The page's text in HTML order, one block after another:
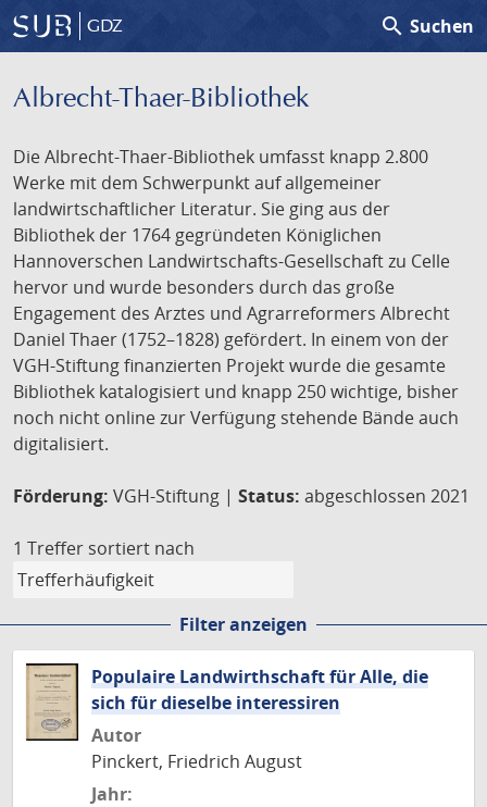
GDZ search Suchen
Albrecht-Thaer-Bibliothek
Die Albrecht-Thaer-Bibliothek umfasst knapp 2.800
Werke mit dem Schwerpunkt auf allgemeiner
landwirtschaftlicher Literatur. Sie ging aus der
Bibliothek der 1764 gegründeten Königlichen
Hannoverschen Landwirtschafts-Gesellschaft zu Celle
hervor und wurde besonders durch das große
Engagement des Arztes und Agrarreformers Albrecht
Daniel Thaer (1752–1828) gefördert. In einem von der
VGH-Stiftung finanzierten Projekt wurde die gesamte
Bibliothek katalogisiert und knapp 250 wichtige, bisher
noch nicht online zur Verfügung stehende Bände auch
digitalisiert.
Förderung: VGH-Stiftung | Status: abgeschlossen 2021
1 Treffer sortiert nach
Filter anzeigen
Populaire Landwirthschaft für Alle, die
sich für dieselbe interessiren
Autor
Pinckert, Friedrich August
Jahr: